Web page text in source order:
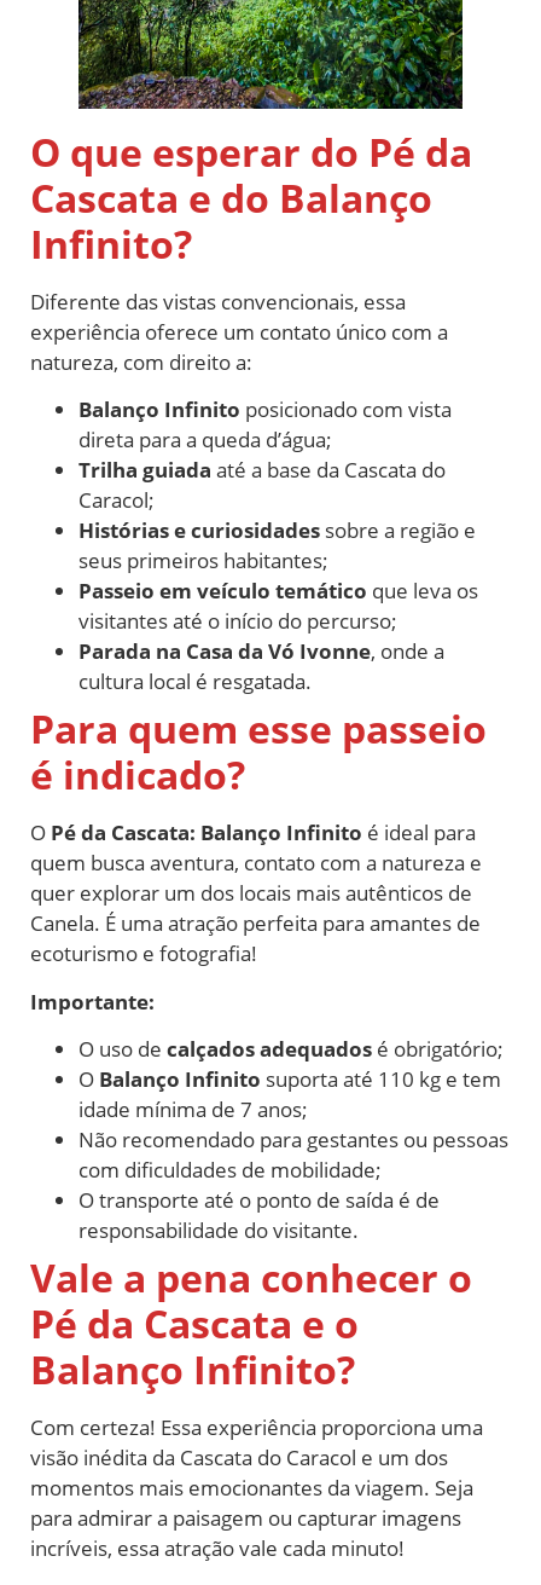
O que esperar do Pé da
Cascata e do Balanço
Infinito?
Diferente das vistas convencionais, essa
experiência oferece um contato único com a
natureza, com direito a:
Balanço Infinito posicionado com vista
direta para a queda d’água;
Trilha guiada até a base da Cascata do
Caracol;
Histórias e curiosidades sobre a região e
seus primeiros habitantes;
Passeio em veículo temático que leva os
visitantes até o início do percurso;
Parada na Casa da Vó Ivonne, onde a
cultura local é resgatada.
Para quem esse passeio
é indicado?
O Pé da Cascata: Balanço Infinito é ideal para
quem busca aventura, contato com a natureza e
quer explorar um dos locais mais autênticos de
Canela. É uma atração perfeita para amantes de
ecoturismo e fotografia!
Importante:
O uso de calçados adequados é obrigatório;
O Balanço Infinito suporta até 110 kg e tem
idade mínima de 7 anos;
Não recomendado para gestantes ou pessoas
com dificuldades de mobilidade;
O transporte até o ponto de saída é de
responsabilidade do visitante.
Vale a pena conhecer o
Pé da Cascata e o
Balanço Infinito?
Com certeza! Essa experiência proporciona uma
visão inédita da Cascata do Caracol e um dos
momentos mais emocionantes da viagem. Seja
para admirar a paisagem ou capturar imagens
incríveis, essa atração vale cada minuto!